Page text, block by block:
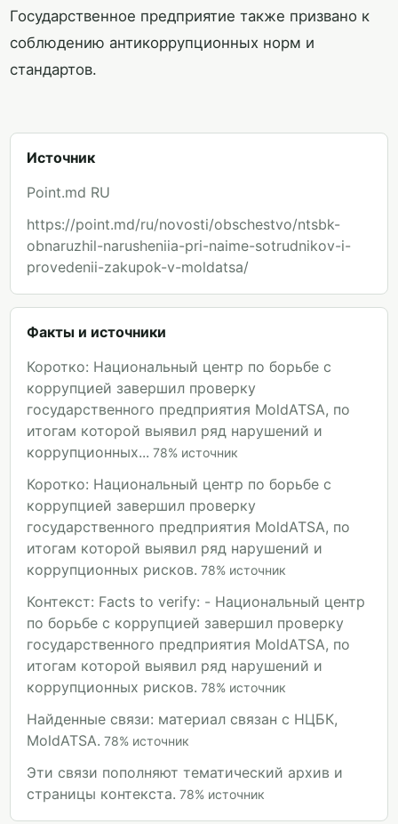
Государственное предприятие также призвано к
соблюдению антикоррупционных норм и
стандартов.
Источник
Point.md RU
https://point.md/ru/novosti/obschestvo/ntsbk-
obnaruzhil-narusheniia-pri-naime-sotrudnikov-i-
provedenii-zakupok-v-moldatsa/
Факты и источники
Коротко: Национальный центр по борьбе с
коррупцией завершил проверку
государственного предприятия MoldATSA, по
итогам которой выявил ряд нарушений и
коррупционных... 78% источник
Коротко: Национальный центр по борьбе с
коррупцией завершил проверку
государственного предприятия MoldATSA, по
итогам которой выявил ряд нарушений и
коррупционных рисков. 78% источник
Контекст: Facts to verify: - Национальный центр
по борьбе с коррупцией завершил проверку
государственного предприятия MoldATSA, по
итогам которой выявил ряд нарушений и
коррупционных рисков. 78% источник
Найденные связи: материал связан с НЦБК,
MoldATSA. 78% источник
Эти связи пополняют тематический архив и
страницы контекста. 78% источник